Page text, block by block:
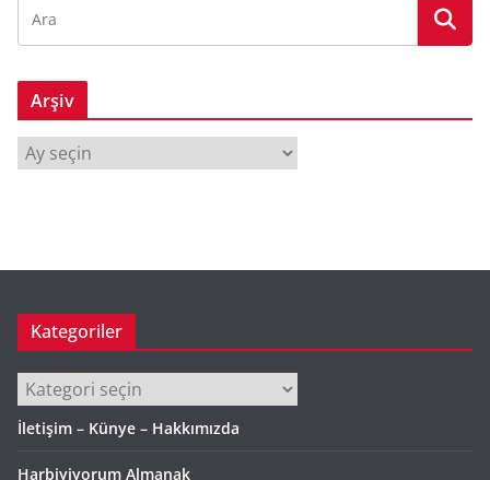
Arşiv
r
Kategoriler
Kategoriler
İletişim – Künye – Hakkımızda
Harbiyiyorum Almanak